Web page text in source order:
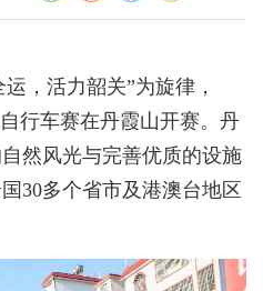
，活力韶关”为旋律，
行车赛在丹霞山开赛。丹
然风光与完善优质的设施
30多个省市及港澳台地区